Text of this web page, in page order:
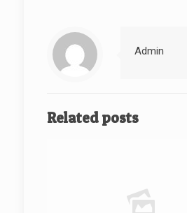
Admin
Related posts